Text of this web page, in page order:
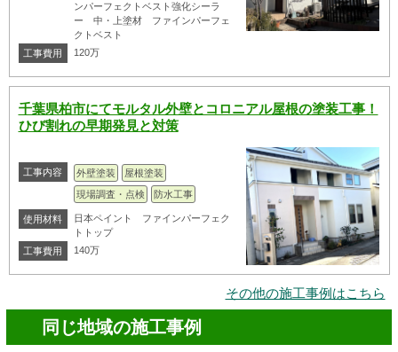
ンパーフェクトベスト強化シーラ
ー 中・上塗材 ファインパーフェ
クトベスト
工事費用
120万
千葉県柏市にてモルタル外壁とコロニアル屋根の塗装工事！
ひび割れの早期発見と対策
工事内容 外壁塗装
屋根塗装
現場調査・点検
防水工事
使用材料
日本ペイント ファインパーフェク
トトップ
工事費用
140万
その他の施工事例はこちら
同じ地域の施工事例